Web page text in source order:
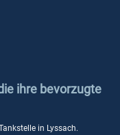
ihre bevorzugte
in Lyssach.